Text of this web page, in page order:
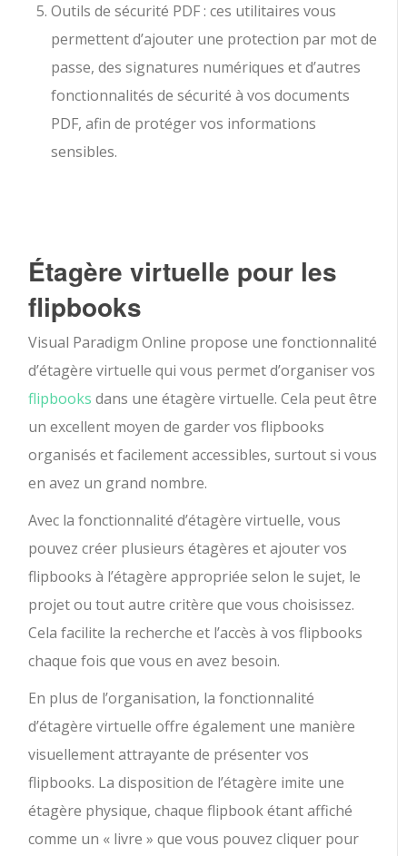
Outils de sécurité PDF : ces utilitaires vous
permettent d’ajouter une protection par mot de
passe, des signatures numériques et d’autres
fonctionnalités de sécurité à vos documents
PDF, afin de protéger vos informations
sensibles.
Étagère virtuelle pour les
flipbooks
Visual Paradigm Online propose une fonctionnalité
d’étagère virtuelle qui vous permet d’organiser vos
flipbooks dans une étagère virtuelle. Cela peut être
un excellent moyen de garder vos flipbooks
organisés et facilement accessibles, surtout si vous
en avez un grand nombre.
Avec la fonctionnalité d’étagère virtuelle, vous
pouvez créer plusieurs étagères et ajouter vos
flipbooks à l’étagère appropriée selon le sujet, le
projet ou tout autre critère que vous choisissez.
Cela facilite la recherche et l’accès à vos flipbooks
chaque fois que vous en avez besoin.
En plus de l’organisation, la fonctionnalité
d’étagère virtuelle offre également une manière
visuellement attrayante de présenter vos
flipbooks. La disposition de l’étagère imite une
étagère physique, chaque flipbook étant affiché
comme un « livre » que vous pouvez cliquer pour